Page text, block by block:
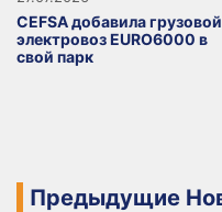
CEFSA добавила грузовой
электровоз EURO6000 в
свой парк
Предыдущие